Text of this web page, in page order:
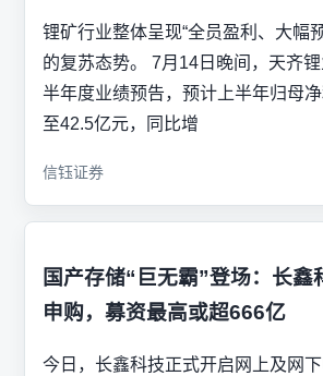
锂矿行业整体呈现“全员盈利、大幅
的复苏态势。 7月14日晚间，天齐
半年度业绩预告，预计上半年归母
至42.5亿元，同比增
信钰证券
国产存储“巨无霸”登场：长鑫
申购，募资最高或超666亿
今日，长鑫科技正式开启网上及网